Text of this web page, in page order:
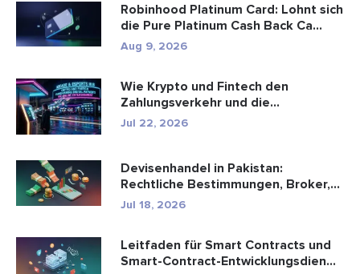
Robinhood Platinum Card: Lohnt sich
die Pure Platinum Cash Back Ca...
Aug 9, 2026
Wie Krypto und Fintech den
Zahlungsverkehr und die
Unterhaltungsbr...
Jul 22, 2026
Devisenhandel in Pakistan:
Rechtliche Bestimmungen, Broker,
Handel...
Jul 18, 2026
Leitfaden für Smart Contracts und
Smart-Contract-Entwicklungsdien...